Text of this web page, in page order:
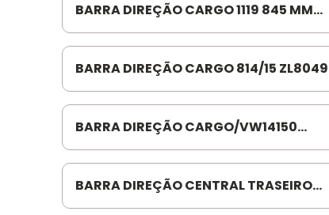
BARRA DIREÇÃO CARGO 1119 845 MM
ZL8053
BARRA DIREÇÃO CARGO 814/15 ZL8049
BARRA DIREÇÃO CARGO/VW14150
CURT ZL9125 948,8MM
BARRA DIREÇÃO CENTRAL TRASEIRO
O371/400 P02983 BLE2324